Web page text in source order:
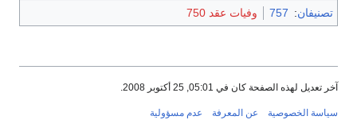
تصنيفان:
757 وفيات عقد 750
آخر تعديل لهذه الصفحة كان في 05:01, 25 أكتوبر 2008.
سياسة الخصوصية عن المعرفة عدم مسؤولية